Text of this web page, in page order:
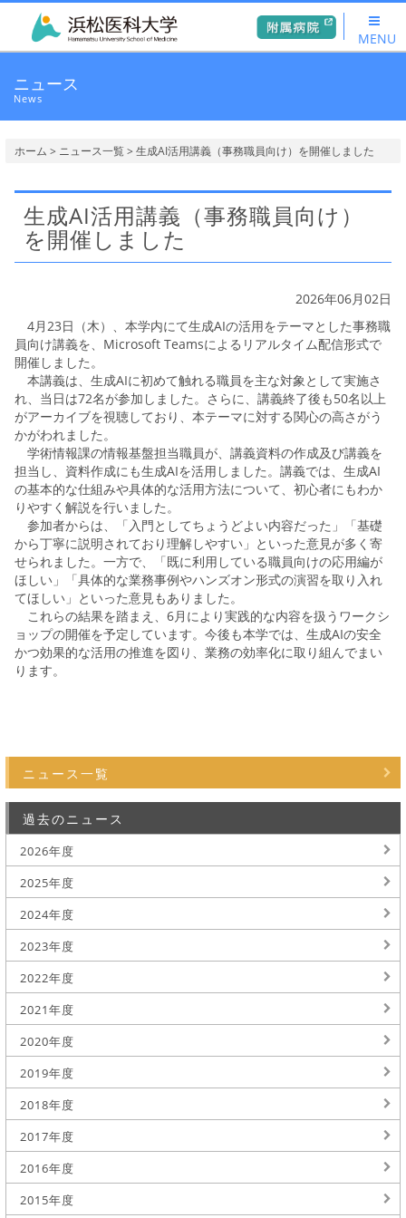
MENU
ニュース
News
ホーム > ニュース一覧> 生成AI活用講義（事務職員向け）を開催しました
生成AI活用講義（事務職員向け）
を開催しました
2026年06月02日
4月23日（木）、本学内にて生成AIの活用をテーマとした事務職
員向け講義を、Microsoft Teamsによるリアルタイム配信形式で
開催しました。
本講義は、生成AIに初めて触れる職員を主な対象として実施さ
れ、当日は72名が参加しました。さらに、講義終了後も50名以上
がアーカイブを視聴しており、本テーマに対する関心の高さがう
かがわれました。
学術情報課の情報基盤担当職員が、講義資料の作成及び講義を
担当し、資料作成にも生成AIを活用しました。講義では、生成AI
の基本的な仕組みや具体的な活用方法について、初心者にもわか
りやすく解説を行いました。
参加者からは、「入門としてちょうどよい内容だった」「基礎
から丁寧に説明されており理解しやすい」といった意見が多く寄
せられました。一方で、「既に利用している職員向けの応用編が
ほしい」「具体的な業務事例やハンズオン形式の演習を取り入れ
てほしい」といった意見もありました。
これらの結果を踏まえ、6月により実践的な内容を扱うワークシ
ョップの開催を予定しています。今後も本学では、生成AIの安全
かつ効果的な活用の推進を図り、業務の効率化に取り組んでまい
ります。
ニュース一覧
過去のニュース
2026年度
2025年度
2024年度
2023年度
2022年度
2021年度
2020年度
2019年度
2018年度
2017年度
2016年度
2015年度